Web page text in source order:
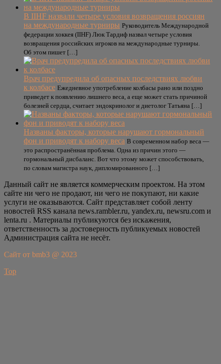
В IIHF назвали четыре условия возвращения россиян
на международные турниры Руководитель Международной
федерации хоккея (IIHF) Люк Тардиф назвал четыре условия
возвращения российских игроков на международные турниры.
Об этом пишет […]
Врач предупредила об опасных последствиях любви
к колбасе Ежедневное употребление колбасы рано или поздно
приведет к появлению лишнего веса, а еще может стать причиной
болезней сердца, считает эндокринолог и диетолог Татьяна […]
Названы факторы, которые нарушают гормональный
фон и приводят к набору веса В современном набор веса —
это распространённая проблема. Одна из причин этого —
гормональный дисбаланс. Вот что этому может способствовать,
по словам магистра наук, дипломированного […]
Данный сайт не является коммерческим проектом. На этом
сайте ни чего не продают, ни чего не покупают, ни какие
услуги не оказываются. Сайт представляет собой ленту
новостей RSS канала news.rambler.ru, yandex.ru, newsru.com и
lenta.ru . Материалы публикуются без искажения,
ответственность за достоверность публикуемых новостей
Администрация сайта не несёт.
Сайт от bmb3 @ 2023
Top